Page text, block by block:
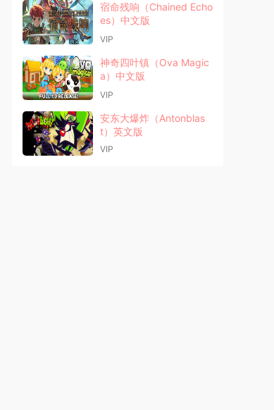
宿命残响（Chained Echo
es）中文版
VIP
神奇四叶镇（Ova Magic
a）中文版
VIP
安东大爆炸（Antonblas
t）英文版
VIP